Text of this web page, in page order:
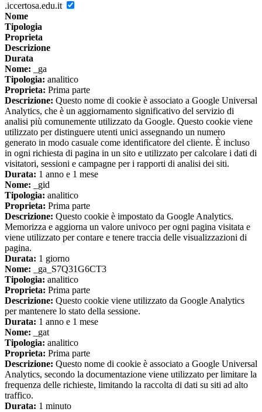
.iccertosa.edu.it
Nome
Tipologia
Proprieta
Descrizione
Durata
Nome: _ga
Tipologia: analitico
Proprieta: Prima parte
Descrizione: Questo nome di cookie è associato a Google Universal
Analytics, che è un aggiornamento significativo del servizio di
analisi più comunemente utilizzato da Google. Questo cookie viene
utilizzato per distinguere utenti unici assegnando un numero
generato in modo casuale come identificatore del cliente. È incluso
in ogni richiesta di pagina in un sito e utilizzato per calcolare i dati di
visitatori, sessioni e campagne per i rapporti di analisi dei siti.
Durata: 1 anno e 1 mese
Nome: _gid
Tipologia: analitico
Proprieta: Prima parte
Descrizione: Questo cookie è impostato da Google Analytics.
Memorizza e aggiorna un valore univoco per ogni pagina visitata e
viene utilizzato per contare e tenere traccia delle visualizzazioni di
pagina.
Durata: 1 giorno
Nome: _ga_S7Q31G6CT3
Tipologia: analitico
Proprieta: Prima parte
Descrizione: Questo cookie viene utilizzato da Google Analytics
per mantenere lo stato della sessione.
Durata: 1 anno e 1 mese
Nome: _gat
Tipologia: analitico
Proprieta: Prima parte
Descrizione: Questo nome di cookie è associato a Google Universal
Analytics, secondo la documentazione viene utilizzato per limitare la
frequenza delle richieste, limitando la raccolta di dati su siti ad alto
traffico.
Durata: 1 minuto